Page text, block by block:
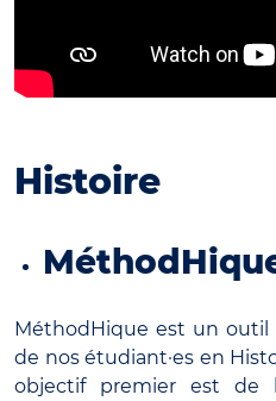
Histoire
MéthodHique est un
de nos étudiant·es en
objectif premier est de